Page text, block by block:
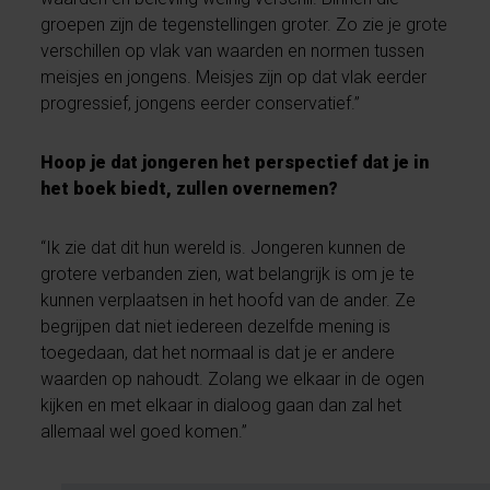
groepen zijn de tegenstellingen groter. Zo zie je grote
verschillen op vlak van waarden en normen tussen
meisjes en jongens. Meisjes zijn op dat vlak eerder
progressief, jongens eerder conservatief.”
Hoop je dat jongeren het perspectief dat je in
het boek biedt, zullen overnemen?
“Ik zie dat dit hun wereld is. Jongeren kunnen de
grotere verbanden zien, wat belangrijk is om je te
kunnen verplaatsen in het hoofd van de ander. Ze
begrijpen dat niet iedereen dezelfde mening is
toegedaan, dat het normaal is dat je er andere
waarden op nahoudt. Zolang we elkaar in de ogen
kijken en met elkaar in dialoog gaan dan zal het
allemaal wel goed komen.”